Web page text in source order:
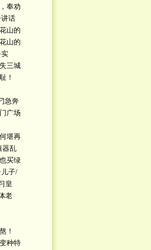
奉劝
话
山的
山的
三城
！
急奔
广场
堪再
器乱
买绿
子/
皇
老
！
种特